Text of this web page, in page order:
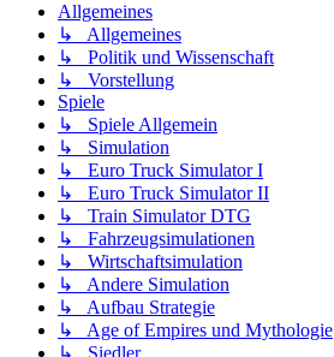
Allgemeines
↳ Allgemeines
↳ Politik und Wissenschaft
↳ Vorstellung
Spiele
↳ Spiele Allgemein
↳ Simulation
↳ Euro Truck Simulator I
↳ Euro Truck Simulator II
↳ Train Simulator DTG
↳ Fahrzeugsimulationen
↳ Wirtschaftsimulation
↳ Andere Simulation
↳ Aufbau Strategie
↳ Age of Empires und Mythologie